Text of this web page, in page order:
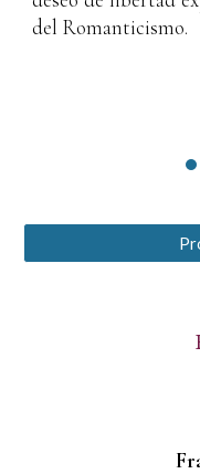
del Romanticismo.